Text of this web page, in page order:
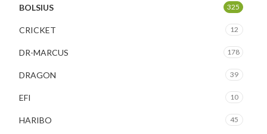
BOLSIUS 325
CRICKET 12
DR-MARCUS 178
DRAGON 39
EFI 10
HARIBO 45